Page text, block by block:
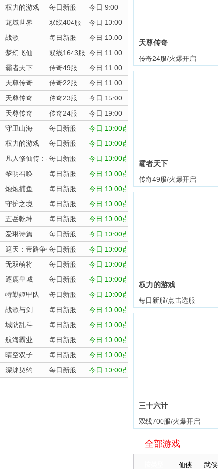
权力的游戏
每日新服
今日 9:00
龙域世界
双线404服
今日 10:00
战歌
每日新服
今日 10:00
梦幻飞仙
双线1643服 今日 11:00
霸者天下
传奇49服
今日 11:00
天尊传奇
传奇22服
今日 11:00
天尊传奇
传奇23服
今日 15:00
天尊传奇
传奇24服
今日 19:00
守卫山海
每日新服
今日 10:00点
权力的游戏
每日新服
今日 10:00点
凡人修仙传：星海飞驰
每日新服
今日 10:00点
黎明召唤
每日新服
今日 10:00点
炮炮捕鱼
每日新服
今日 10:00点
守护之境
每日新服
今日 10:00点
五岳乾坤
每日新服
今日 10:00点
爱琳诗篇
每日新服
今日 10:00点
遮天：帝路争锋每日新服
今日 10:00点
无双萌将
每日新服
今日 10:00点
逐鹿皇城
每日新服
今日 10:00点
特勤姬甲队
每日新服
今日 10:00点
战歌与剑
每日新服
今日 10:00点
城防乱斗
每日新服
今日 10:00点
航海霸业
每日新服
今日 10:00点
晴空双子
每日新服
今日 10:00点
深渊契约
每日新服
今日 10:00点
天尊传奇
传奇24服/火爆开启
霸者天下
传奇49服/火爆开启
权力的游戏
每日新服/点击选服
三十六计
双线700服/火爆开启
全部游戏
仙侠 武侠